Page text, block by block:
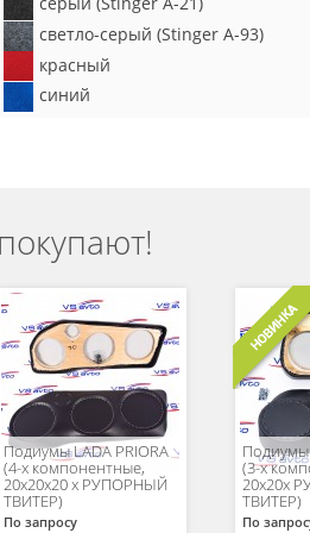
светло-серый (Stinger A-93)
красный
синий
Подиумы LADA PRIORA
(4-х компонентные,
20х20х20 х РУПОРНЫЙ
ТВИТЕР)
По запросу
Подиумы
(3-х
20х20х
ТВИТЕР)
По